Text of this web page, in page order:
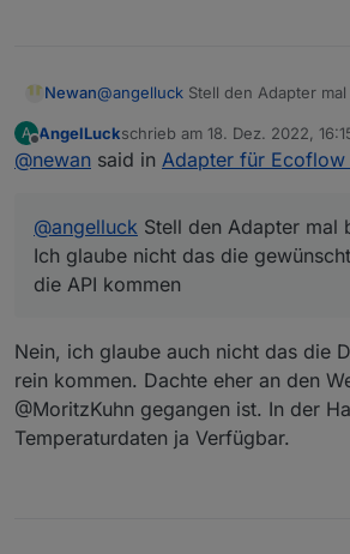
"inv.invOutAmp": 0,
"inv.acInVol": 0
}
Nachricht auch versand
race conditions
gemacht in der id und den
ich aber noch nicht.
Newan@angelluck Stell den Adapter
kommen
A AngelLuckschrieb am 18. Dez. 2022,
zuletzt editiert von
@newan said in Adapter für Ecoflow
@angelluck Stell den Adapter mal
Ich glaube nicht das die
die API kommen
Nein, ich glaube auch nicht das die
rein kommen. Dachte eher an den
@MoritzKuhn gegangen ist. In der
Temperaturdaten ja Verfügbar.